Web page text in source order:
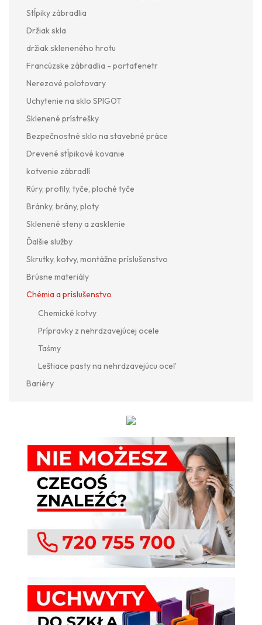
Stĺpiky zábradlia
Držiak skla
držiak skleneného hrotu
Francúzske zábradlia - portafenetr
Nerezové polotovary
Uchytenie na sklo SPIGOT
Sklenené prístrešky
Bezpečnostné sklo na stavebné práce
Drevené stĺpikové kovanie
kotvenie zábradlí
Rúry, profily, tyče, ploché tyče
Bránky, brány, ploty
Sklenené steny a zasklenie
Ďalšie služby
Skrutky, kotvy, montážne príslušenstvo
Brúsne materiály
Chémia a príslušenstvo
Chemické kotvy
Prípravky z nehrdzavejúcej ocele
Taśmy
Leštiace pasty na nehrdzavejúcu oceľ
Bariéry